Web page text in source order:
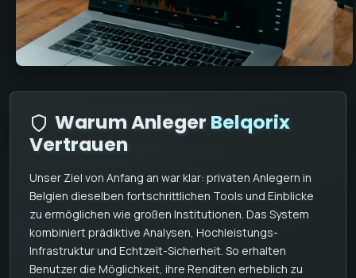
Warum Anleger Belqorix
Vertrauen
Unser Ziel von Anfang an war klar: privaten Anlegern in
Belgien dieselben fortschrittlichen Tools und Einblicke
zu ermöglichen wie großen Institutionen. Das System
kombiniert prädiktive Analysen, Hochleistungs-
Infrastruktur und Echtzeit-Sicherheit. So erhalten
Benutzer die Möglichkeit, ihre Renditen erheblich zu